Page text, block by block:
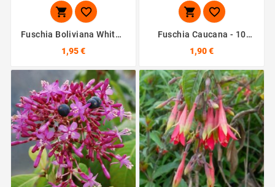
 
Fuschia Boliviana White -
1,95 €
 
Fuschia Caucana - 10
1,90 €